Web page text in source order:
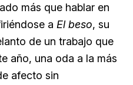
más que hablar en
a El beso, su
de un trabajo que
año, una oda a la más
afecto sin